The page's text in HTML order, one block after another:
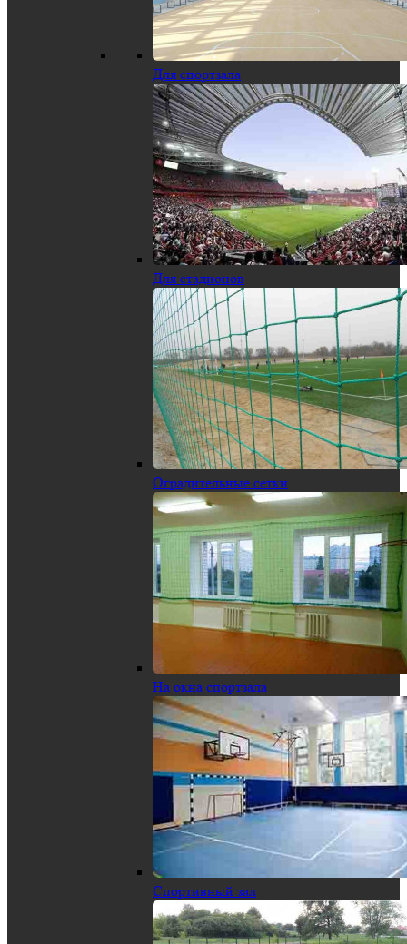
Для спортзала
Для стадионов
Оградительные сетки
На окна спортзала
Спортивный зал